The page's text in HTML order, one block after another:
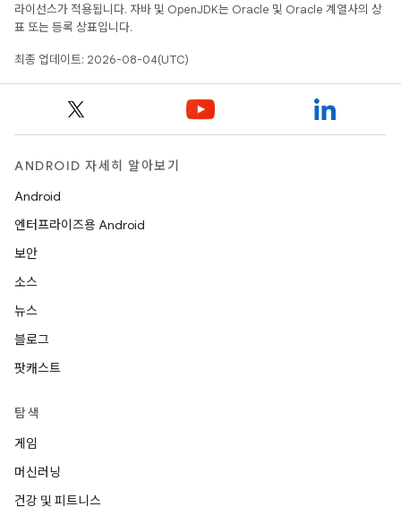
라이선스가 적용됩니다. 자바 및 OpenJDK는 Oracle 및 Oracle 계열사의 상
표 또는 등록 상표입니다.
최종 업데이트: 2026-08-04(UTC)
ANDROID 자세히 알아보기
Android
엔터프라이즈용 Android
보안
소스
뉴스
블로그
팟캐스트
탐색
게임
머신러닝
건강 및 피트니스